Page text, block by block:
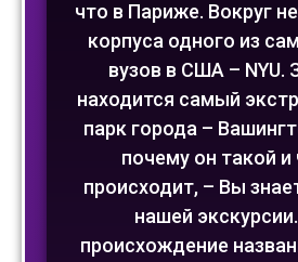
что в Париже. Вокруг
корпуса одного из
вузов в США – NYU.
находится самый
парк города –
почему он такой и
происходит, – Вы
нашей
происхождение